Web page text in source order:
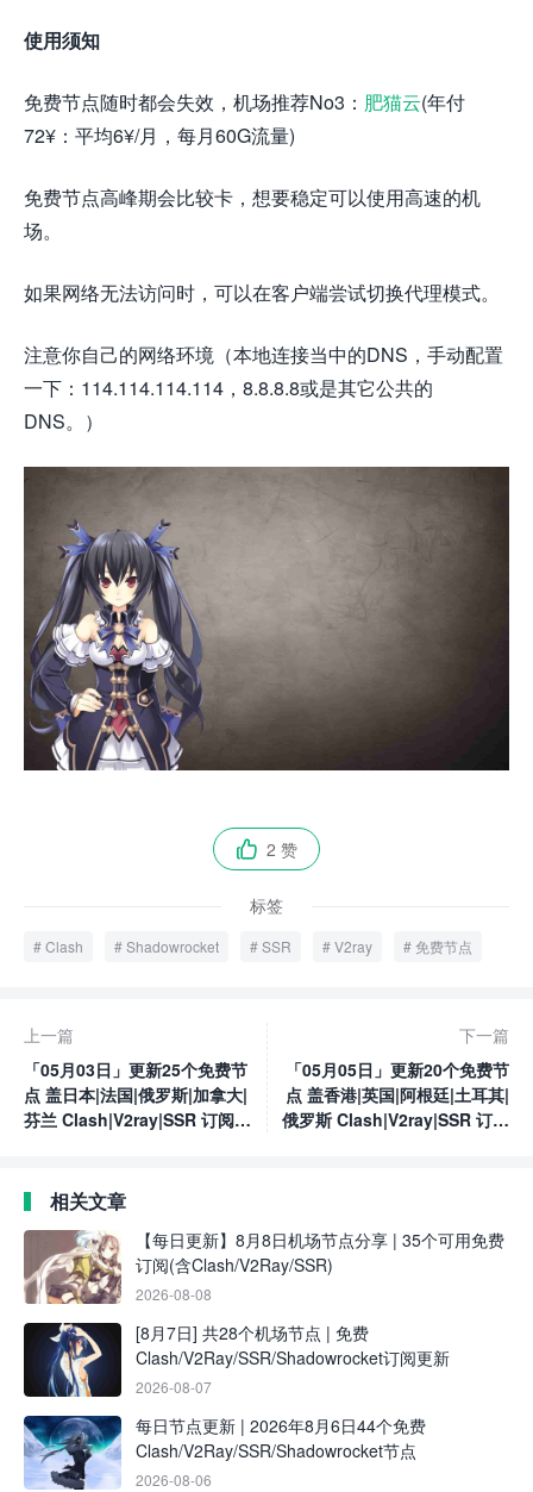
使用须知
免费节点随时都会失效，机场推荐No3： 肥猫云(年付
72¥：平均6¥/月，每月60G流量)
免费节点高峰期会比较卡，想要稳定可以使用高速的机
场。
如果网络无法访问时，可以在客户端尝试切换代理模式。
注意你自己的网络环境（本地连接当中的DNS，手动配置
一下：114.114.114.114，8.8.8.8或是其它公共的
DNS。）
 2 赞
标签
Clash Shadowrocket SSR V2ray 免费节点
上一篇
「05月03日」更新25个免费节
点 盖日本|法国|俄罗斯|加拿大|
芬兰 Clash|V2ray|SSR 订阅链
下一篇
「05月05日」更新20个免费节
点 盖香港|英国|阿根廷|土耳其|
俄罗斯 Clash|V2ray|SSR 订阅
相关文章
【每日更新】8月8日机场节点分享 | 35个可用免费
订阅(含Clash/V2Ray/SSR)
2026-08-08
[8月7日] 共28个机场节点 | 免费
Clash/V2Ray/SSR/Shadowrocket订阅更新
2026-08-07
每日节点更新 | 2026年8月6日44个免费
Clash/V2Ray/SSR/Shadowrocket节点
2026-08-06